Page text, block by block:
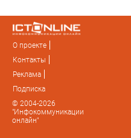
О проекте
Контакты
Реклама
Подписка
© 2004-2026
"Инфокоммуникации
онлайн"